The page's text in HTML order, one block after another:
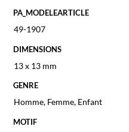
PA_MODELEARTICLE
49-1907
DIMENSIONS
13 x 13 mm
GENRE
Homme, Femme, Enfant
MOTIF